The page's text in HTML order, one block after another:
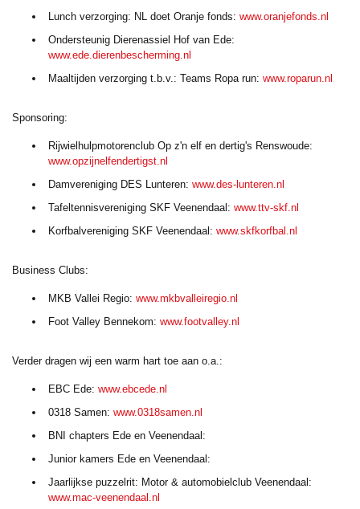
Lunch verzorging: NL doet Oranje fonds: www.oranjefonds.nl
Ondersteunig Dierenassiel Hof van Ede:
www.ede.dierenbescherming.nl
Maaltijden verzorging t.b.v.: Teams Ropa run: www.roparun.nl
Sponsoring:
Rijwielhulpmotorenclub Op z'n elf en dertig's Renswoude:
www.opzijnelfendertigst.nl
Damvereniging DES Lunteren: www.des-lunteren.nl
Tafeltennisvereniging SKF Veenendaal: www.ttv-skf.nl
Korfbalvereniging SKF Veenendaal: www.skfkorfbal.nl
Business Clubs:
MKB Vallei Regio: www.mkbvalleiregio.nl
Foot Valley Bennekom: www.footvalley.nl
Verder dragen wij een warm hart toe aan o.a.:
EBC Ede: www.ebcede.nl
0318 Samen: www.0318samen.nl
BNI chapters Ede en Veenendaal:
Junior kamers Ede en Veenendaal:
Jaarlijkse puzzelrit: Motor & automobielclub Veenendaal:
www.mac-veenendaal.nl